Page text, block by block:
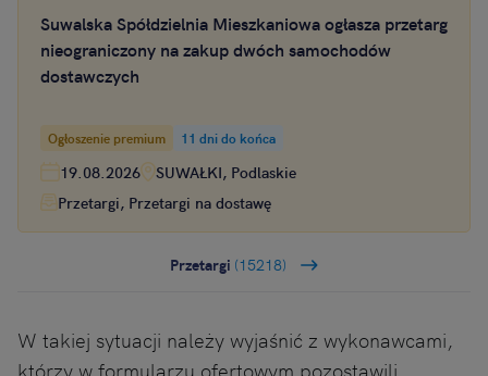
Suwalska Spółdzielnia Mieszkaniowa ogłasza przetarg
nieograniczony na zakup dwóch samochodów
dostawczych
Ogłoszenie premium 11 dni do końca
19.08.2026
SUWAŁKI, Podlaskie
Przetargi, Przetargi na dostawę
Przetargi (15218)
W takiej sytuacji należy wyjaśnić z wykonawcami,
którzy w formularzu ofertowym pozostawili